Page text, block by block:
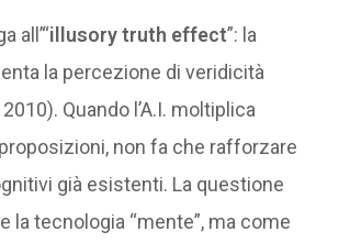
all’“illusory truth effect”: la
la percezione di veridicità
Quando l’A.I. moltiplica
non fa che rafforzare
già esistenti. La questione
la tecnologia “mente”, ma come